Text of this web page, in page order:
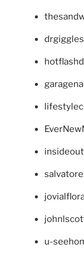
u-